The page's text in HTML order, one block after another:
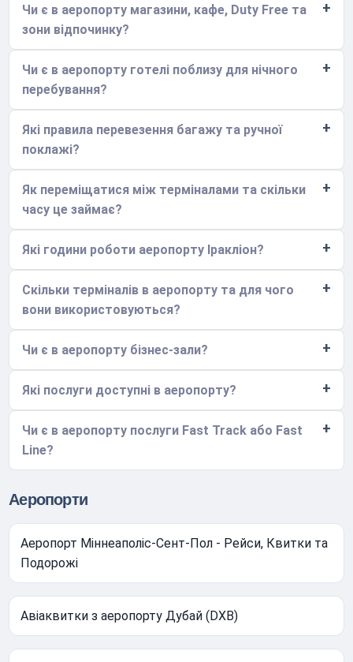
Чи є в аеропорту магазини, кафе, Duty Free та
зони відпочинку?
Чи є в аеропорту готелі поблизу для нічного
перебування?
Які правила перевезення багажу та ручної
поклажі?
Як переміщатися між терміналами та скільки
часу це займає?
Які години роботи аеропорту Іракліон?
Скільки терміналів в аеропорту та для чого
вони використовуються?
Чи є в аеропорту бізнес-зали?
Які послуги доступні в аеропорту?
Чи є в аеропорту послуги Fast Track або Fast
Line?
Аеропорти
Аеропорт Міннеаполіс-Сент-Пол - Рейси, Квитки та
Подорожі
Авіаквитки з аеропорту Дубай (DXB)